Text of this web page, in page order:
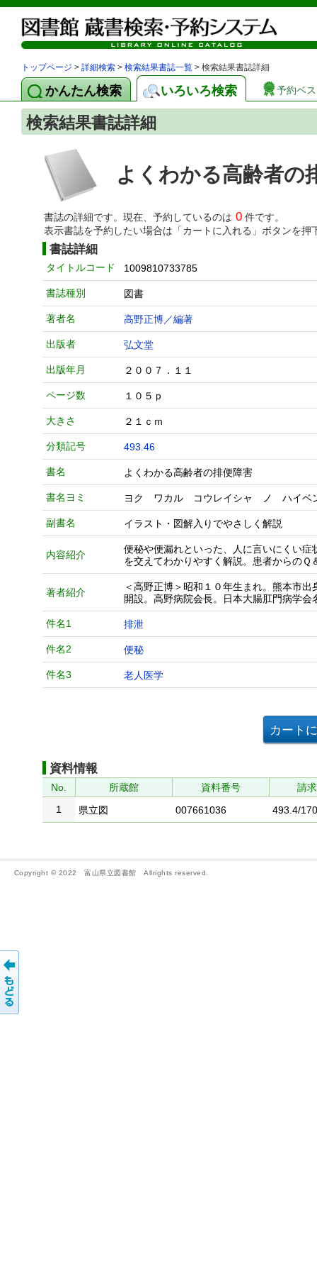
トップページ > 詳細検索 > 検索結果書誌一覧 > 検索結果書誌詳細
かんたん検索 いろいろ検索 予約ベ
検索結果書誌詳細
よくわかる高齢者の
書誌の詳細です。現在、予約しているのは 0 件です。
表示書誌を予約したい場合は「カートに入れる」ボタンを押
書誌詳細
タイトルコード 1009810733785
書誌種別 図書
著者名 高野正博／編著
出版者 弘文堂
出版年月 ２００７．１１
ページ数 １０５ｐ
大きさ ２１ｃｍ
分類記号 493.46
書名 よくわかる高齢者の排便障害
書名ヨミ ヨク ワカル コウレイシャ ノ ハイベ
副書名 イラスト・図解入りでやさしく解説
内容紹介
便秘や便漏れといった、人に言いにくい
を交えてわかりやすく解説。患者からのＱ
著者紹介
＜高野正博＞昭和１０年生まれ。熊本市
開設。高野病院会長。日本大腸肛門病学会
件名1 排泄
件名2 便秘
件名3 老人医学
資料情報
No. 所蔵館 資料番号
請
1
県立図 007661036 493.4/
Copyright © 2022 富山県立図書館 Allrights reserved.